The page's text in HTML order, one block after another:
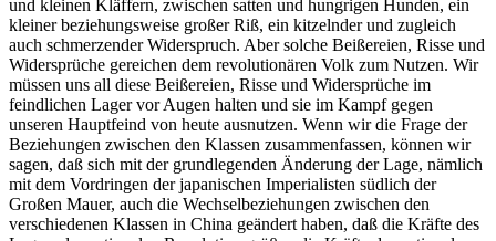
und kleinen Kläffern, zwischen satten und hungrigen Hunden, ein
kleiner beziehungsweise großer Riß, ein kitzelnder und zugleich
auch schmerzender Widerspruch. Aber solche Beißereien, Risse und
Widersprüche gereichen dem revolutionären Volk zum Nutzen. Wir
müssen uns all diese Beißereien, Risse und Widersprüche im
feindlichen Lager vor Augen halten und sie im Kampf gegen
unseren Hauptfeind von heute ausnutzen. Wenn wir die Frage der
Beziehungen zwischen den Klassen zusammenfassen, können wir
sagen, daß sich mit der grundlegenden Änderung der Lage, nämlich
mit dem Vordringen der japanischen Imperialisten südlich der
Großen Mauer, auch die Wechselbeziehungen zwischen den
verschiedenen Klassen in China geändert haben, daß die Kräfte des